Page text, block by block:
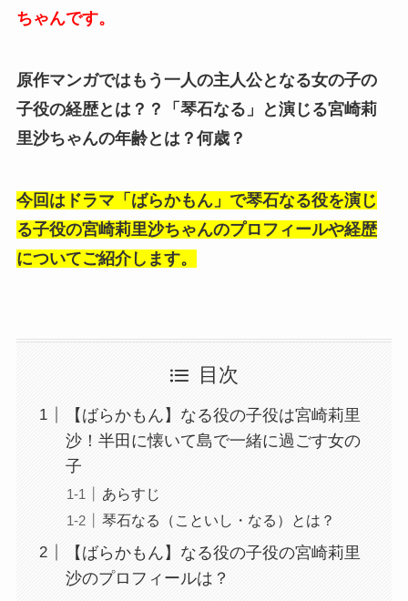
ちゃんです。
原作マンガではもう一人の主人公となる女の子の
子役の経歴とは？？「琴石なる」と演じる宮崎莉
里沙ちゃんの年齢とは？何歳？
今回はドラマ「ばらかもん」で琴石なる役を演じ
る子役の宮崎莉里沙ちゃんのプロフィールや経歴
についてご紹介します。
目次
【ばらかもん】なる役の子役は宮崎莉里
沙！半田に懐いて島で一緒に過ごす女の
子
あらすじ
琴石なる（こといし・なる）とは？
【ばらかもん】なる役の子役の宮崎莉里
沙のプロフィールは？